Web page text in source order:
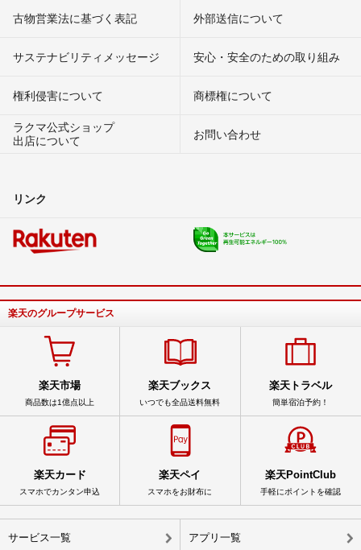
古物営業法に基づく表記 外部送信について
サステナビリティメッセージ 安心・安全のための取り組み
権利侵害について
商標権について
ラクマ公式ショップ
出店について
お問い合わせ
リンク
楽天のグループサービス
楽天市場
商品数は1億点以上
楽天ブックス
いつでも全品送料無料
楽天トラベル
簡単宿泊予約！
楽天カード
スマホでカンタン申込
楽天ペイ
スマホをお財布に
楽天PointClub
手軽にポイントを確認
サービス一覧 アプリ一覧